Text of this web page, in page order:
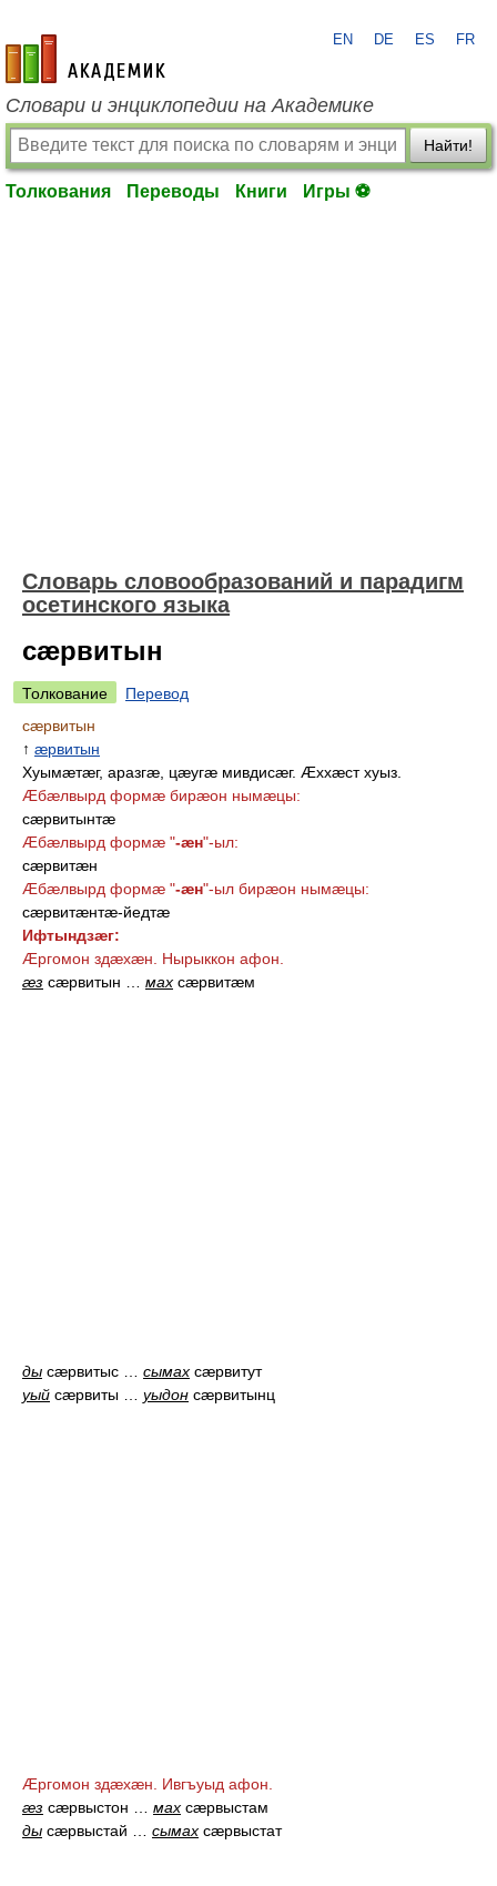
academic.ru
EN DE ES FR
Словари и энциклопедии на Академике
Найти!
Толкования Переводы Книги Игры ⚽
Словарь словообразований и парадигм
осетинского языка
сæрвитын
Толкование
Перевод
сæрвитын
↑ æрвитын
Хуымæтæг, аразгæ, цæугæ мивдисæг. Æххæст хуыз.
Æбæлвырд формæ бирæон нымæцы:
сæрвитынтæ
Æбæлвырд формæ "-æн"-ыл:
сæрвитæн
Æбæлвырд формæ "-æн"-ыл бирæон нымæцы:
сæрвитæнтæ-йедтæ
Ифтындзæг:
Æргомон здæхæн. Нырыккон афон.
æз сæрвитын мах сæрвитæм
ды сæрвитыс сымах сæрвитут
уый сæрвиты уыдон сæрвитынц
Æргомон здæхæн. Ивгъуыд афон.
æз сæрвыстон мах сæрвыстам
ды сæрвыстай сымах сæрвыстат